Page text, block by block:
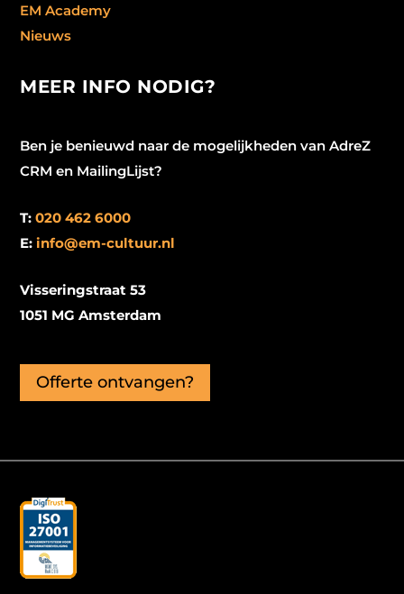
EM Academy
Nieuws
MEER INFO NODIG?
Ben je benieuwd naar de mogelijkheden van AdreZ
CRM en MailingLijst?
T:020 462 6000
E:info@em-cultuur.nl
Visseringstraat 53
1051 MG Amsterdam
Offerte ontvangen?